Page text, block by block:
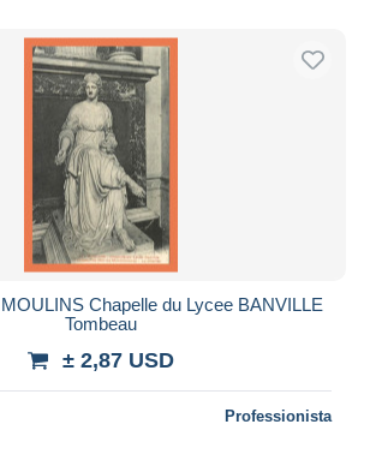
Chapelle du Lycee BANVILLE
Tombeau
± 2,87 USD
Professionista